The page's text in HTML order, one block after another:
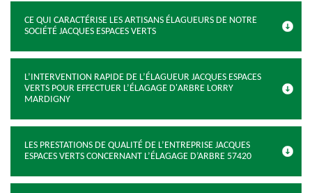
CE QUI CARACTÉRISE LES ARTISANS ÉLAGUEURS DE NOTRE
SOCIÉTÉ JACQUES ESPACES VERTS
L’INTERVENTION RAPIDE DE L’ÉLAGUEUR JACQUES ESPACES
VERTS POUR EFFECTUER L’ÉLAGAGE D'ARBRE LORRY
MARDIGNY
LES PRESTATIONS DE QUALITÉ DE L’ENTREPRISE JACQUES
ESPACES VERTS CONCERNANT L’ÉLAGAGE D’ARBRE 57420